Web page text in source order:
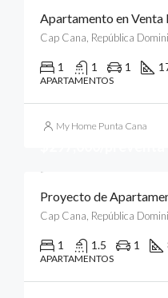
Cap Cana, República
1 1 1
APARTAMENTOS
My Home Punta Cana
Cap Cana, República
1 1.5 1
APARTAMENTOS